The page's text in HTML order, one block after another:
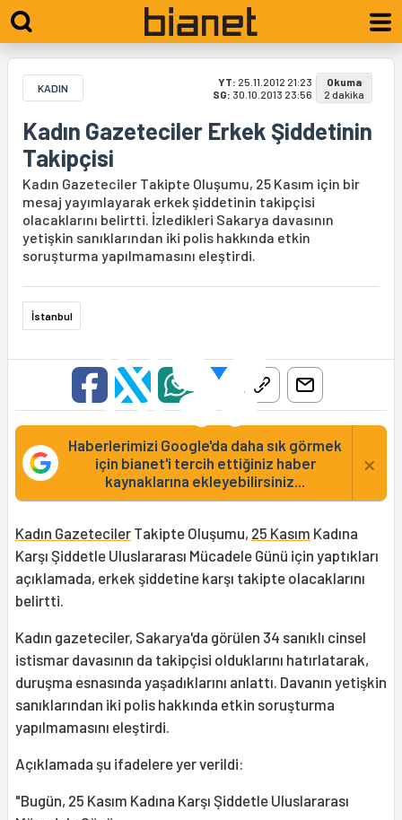
KADIN YT: 25.11.2012 21:23
SG: 30.10.2013 23:56
Okuma
2 dakika
Kadın Gazeteciler Erkek Şiddetinin
Takipçisi
Kadın Gazeteciler Takipte Oluşumu, 25 Kasım için bir
mesaj yayımlayarak erkek şiddetinin takipçisi
olacaklarını belirtti. İzledikleri Sakarya davasının
yetişkin sanıklarından iki polis hakkında etkin
soruşturma yapılmamasını eleştirdi.
İstanbul
Haberlerimizi Google'da daha sık görmek
için bianet'i tercih ettiğiniz haber
kaynaklarına ekleyebilirsiniz...
×
Kadın Gazeteciler Takipte Oluşumu, 25 Kasım Kadına
Karşı Şiddetle Uluslararası Mücadele Günü için yaptıkları
açıklamada, erkek şiddetine karşı takipte olacaklarını
belirtti.
Kadın gazeteciler, Sakarya'da görülen 34 sanıklı cinsel
istismar davasının da takipçisi olduklarını hatırlatarak,
duruşma esnasında yaşadıklarını anlattı. Davanın yetişkin
sanıklarından iki polis hakkında etkin soruşturma
yapılmamasını eleştirdi.
Açıklamada şu ifadelere yer verildi:
"Bugün, 25 Kasım Kadına Karşı Şiddetle Uluslararası